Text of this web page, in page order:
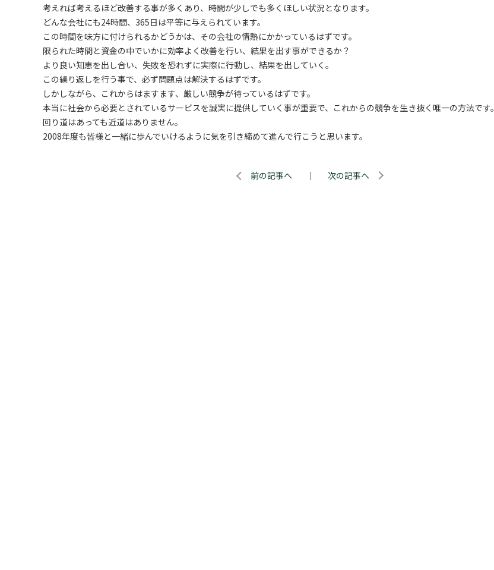
考えれば考えるほど改善する事が多くあり、時間が少しでも多くほしい状況となります。
どんな会社にも24時間、365日は平等に与えられています。
この時間を味方に付けられるかどうかは、その会社の情熱にかかっているはずです。
限られた時間と資金の中でいかに効率よく改善を行い、結果を出す事ができるか？
より良い知恵を出し合い、失敗を恐れずに実際に行動し、結果を出していく。
この繰り返しを行う事で、必ず問題点は解決するはずです。
しかしながら、これからはますます、厳しい競争が待っているはずです。
本当に社会から必要とされているサービスを誠実に提供していく事が重要で、これからの競争を生き抜く唯一の方法です。
回り道はあっても近道はありません。
2008年度も皆様と一緒に歩んでいけるように気を引き締めて進んで行こうと思います。
前の記事へ ｜ 次の記事へ